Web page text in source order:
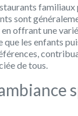
sont
offrant une
que les enfants
de tous.